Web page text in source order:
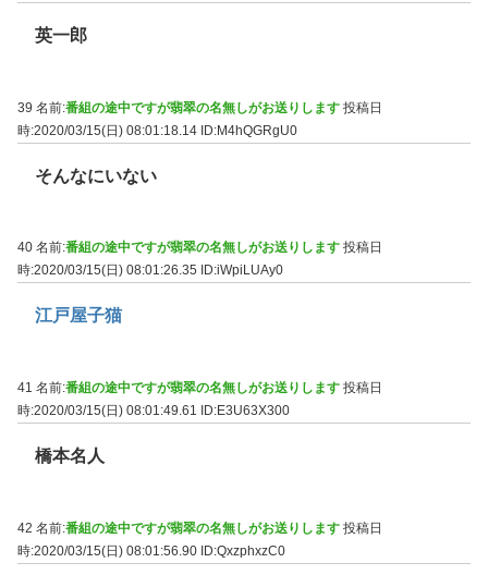
英一郎
39 名前:番組の途中ですが翡翠の名無しがお送りします 投稿日
時:2020/03/15(日) 08:01:18.14 ID:M4hQGRgU0
そんなにいない
40 名前:番組の途中ですが翡翠の名無しがお送りします 投稿日
時:2020/03/15(日) 08:01:26.35
ID:iWpiLUAy0
江戸屋子猫
41 名前:番組の途中ですが翡翠の名無しがお送りします 投稿日
時:2020/03/15(日) 08:01:49.61
ID:E3U63X300
橋本名人
42 名前:番組の途中ですが翡翠の名無しがお送りします 投稿日
時:2020/03/15(日) 08:01:56.90 ID:QxzphxzC0